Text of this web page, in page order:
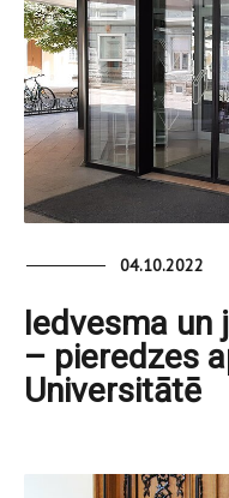
04.10.2022
Iedvesma un
– pieredzes
Universitātē